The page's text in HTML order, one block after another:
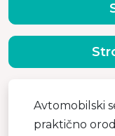
Avtomobilski
praktično